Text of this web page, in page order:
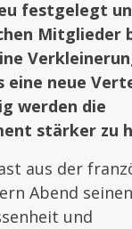
festgelegt
Mitglieder
eine neue
werden die
stärker zu
aus der
Abend
und